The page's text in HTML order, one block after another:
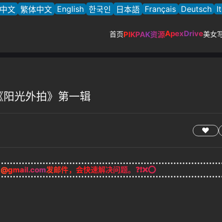
文 繁体中文 English 한국인 日本語 Français Deutsch
首页PIKPAK资源ApexDrive美女
光外拍》第一辑
发邮件，会快速解决问题。❓❗❌⭕